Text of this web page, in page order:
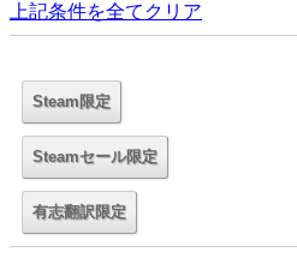
上記条件を全てクリア